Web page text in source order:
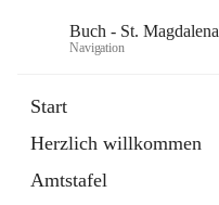
Buch - St. Magdalena
Navigation
Start
Herzlich willkommen
Amtstafel
11 Schnellzugriffe